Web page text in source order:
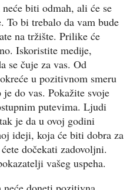
biti odmah, ali će se
To bi trebalo da vam bude
na tržište. Prilike će
Iskoristite medije,
se čuje za vas. Od
u pozitivnom smeru
do vas. Pokažite svoje
putevima. Ljudi
je da u ovoj godini
ideji, koja će biti dobra za
dočekati zadovoljni.
vašeg uspeha.